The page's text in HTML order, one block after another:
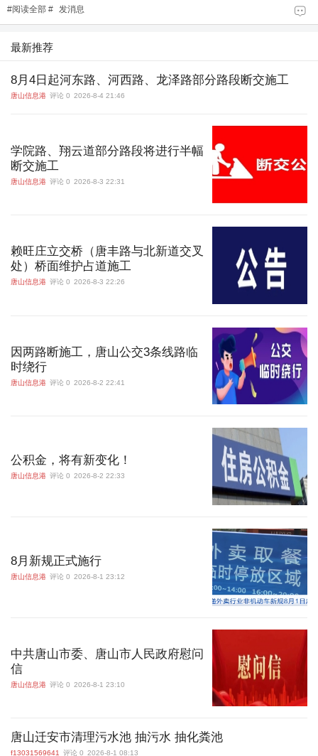
#阅读全部 # 发消息
最新推荐
8月4日起河东路、河西路、龙泽路部分路段断交施工
唐山信息港 评论 0 2026-8-4 21:46
学院路、翔云道部分路段将进行半幅
断交施工
唐山信息港 评论 0 2026-8-3 22:31
赖旺庄立交桥（唐丰路与北新道交叉
处）桥面维护占道施工
唐山信息港 评论 0 2026-8-3 22:26
因两路断施工，唐山公交3条线路临
时绕行
唐山信息港 评论 0 2026-8-2 22:41
公积金，将有新变化！
唐山信息港 评论 0 2026-8-2 22:33
8月新规正式施行
唐山信息港 评论 0 2026-8-1 23:12
中共唐山市委、唐山市人民政府慰问
信
唐山信息港 评论 0 2026-8-1 23:10
唐山迁安市清理污水池 抽污水 抽化粪池
f13031569641 评论 0 2026-8-1 08:13